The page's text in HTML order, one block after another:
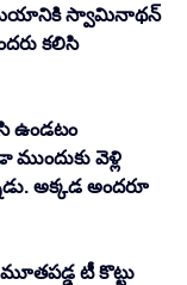
సమయానికి స్వామినాథన్
కలిసి
ఉండటం
వెళ్లి
అక్కడ అందరూ
టీ కొట్టు